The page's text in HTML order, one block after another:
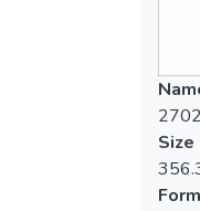
Size